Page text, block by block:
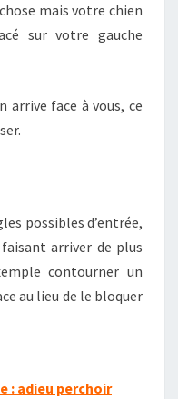
mais votre chien
sur votre gauche
arrive face à vous, ce
possibles d’entrée,
arriver de plus
contourner un
au lieu de le bloquer
: adieu perchoir